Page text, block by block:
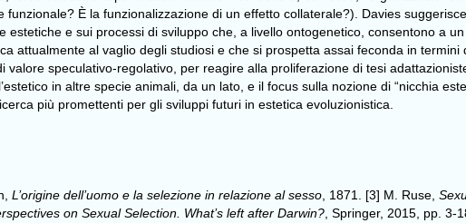
funzionale? È la funzionalizzazione di un effetto collaterale?). Davies
e sui processi di sviluppo che, a livello ontogenetico, consentono a
attualmente al vaglio degli studiosi e che si prospetta assai feconda in termini
valore speculativo-regolativo, per reagire alla proliferazione di tesi
in altre specie animali, da un lato, e il focus sulla nozione di “nicchia
più promettenti per gli sviluppi futuri in estetica evoluzionistica.
L’origine dell’uomo e la selezione in relazione al sesso , 1871. [3] M. Ruse,
on Sexual Selection. What’s left after Darwin? , Springer, 2015, pp. 3-